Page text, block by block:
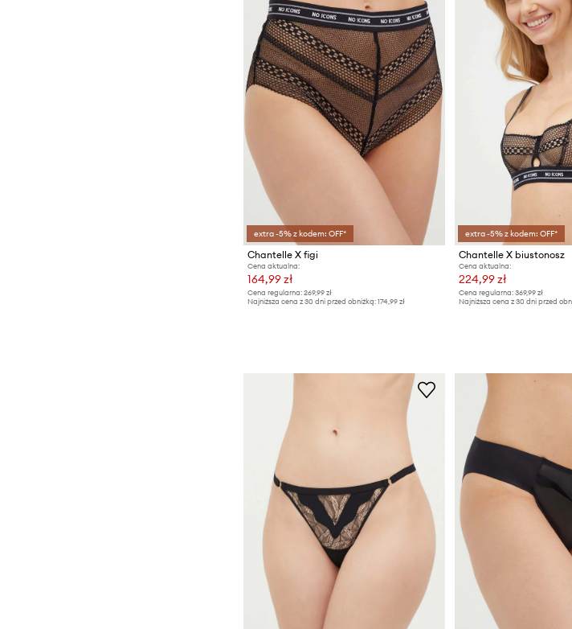
extra -5% z kodem: OFF*
Chantelle X figi
Cena aktualna:
164,99 zł
Cena regularna: 269,99 zł
Najniższa cena z 30 dni przed obniżką: 174,99 zł
extra -5% z kodem: OFF*
Chantelle X biustonosz
Cena aktualna:
224,99 zł
Cena regularna: 369,99 zł
Najniższa cena z 30 dni przed